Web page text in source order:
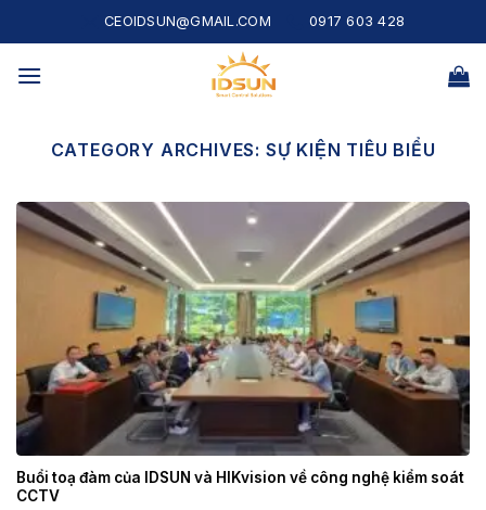
to
content
CEOIDSUN@GMAIL.COM 0917 603 428
CATEGORY ARCHIVES: SỰ KIỆN TIÊU BIỂU
Buổi toạ đàm của IDSUN và HIKvision về công nghệ kiểm soát
CCTV